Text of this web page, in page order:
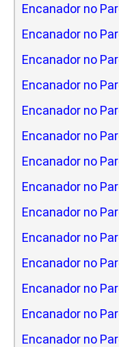
Encanador no
Encanador no
Encanador no
Encanador no
Encanador no
Encanador no
Encanador no
Encanador no
Encanador no
Encanador no
Encanador no
Encanador no
Encanador no
Encanador no